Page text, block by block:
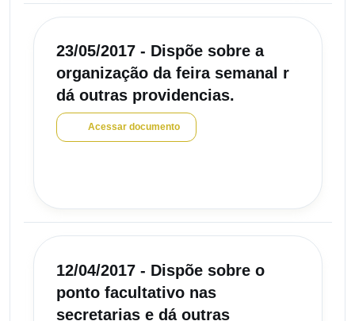
23/05/2017 - Dispõe sobre a
organização da feira semanal r
dá outras providencias.
Acessar documento
12/04/2017 - Dispõe sobre o
ponto facultativo nas
secretarias e dá outras